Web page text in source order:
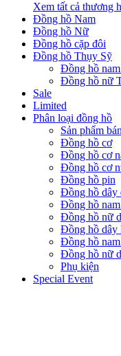
Xem tất cả thương
Đồng hồ Nam
Đồng hồ Nữ
Đồng hồ cặp đôi
Đồng hồ Thụy Sỹ
Đồng hồ
Đồng hồ nữ
Sale
Limited
Phân loại đồng hồ
Sản phẩm
Đồng hồ cơ
Đồng hồ cơ
Đồng hồ cơ
Đồng hồ pin
Đồng hồ dây
Đồng hồ
Đồng hồ nữ
Đồng hồ dây
Đồng hồ
Đồng hồ nữ
Phụ kiện
Special Event